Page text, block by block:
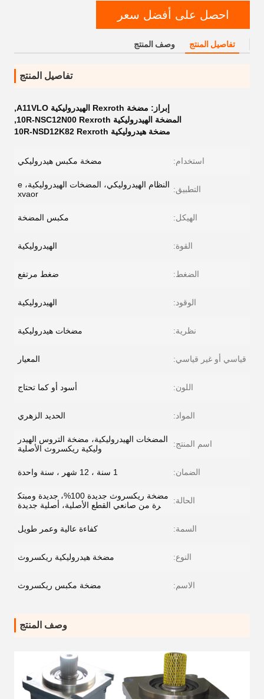
احصل على أفضل سعر
تفاصيل المنتج وصف المنتج
تفاصيل المنتج
إبراز: مضخة Rexroth الهيدروليكية A11VLO
,
المضخة الهيدروليكية 10R-NSC12N00 Rexroth
,
مضخة هيدروليكية 10R-NSD12K82 Rexroth
استخدام: مضخة مكبس هيدروليكي
التطبيق:
النظام الهيدروليكي، المضخات الهيدروليكية، e
xvaor
الهيكل: مكبس المضخة
القوة: الهيدروليكية
الضغط: ضغط مرتفع
الوقود: الهيدروليكية
نظرية: مضخات هيدروليكية
قياسي أو غير قياسي: المعيار
اللون: أسود أو كما تحتاج
المواد: الحديد الزهري
اسم المنتج:
المضخات الهيدروليكية، مضخة التروس الهيدر
وليكية ريكسروث الأصلية
الضمان: 1 سنة ، 12 شهر ، سنة واحدة
الحالة:
مضخة ريكسروث جديدة 100%، جديدة ومبتك
رة من صانعي القطع الأصلية، أصلية جديدة
السمة: كفاءة عالية وعمر طويل
النوع: مضخة هيدروليكية ريكسروث
الاسم: مضخة مكبس ريكسروث
وصف المنتج